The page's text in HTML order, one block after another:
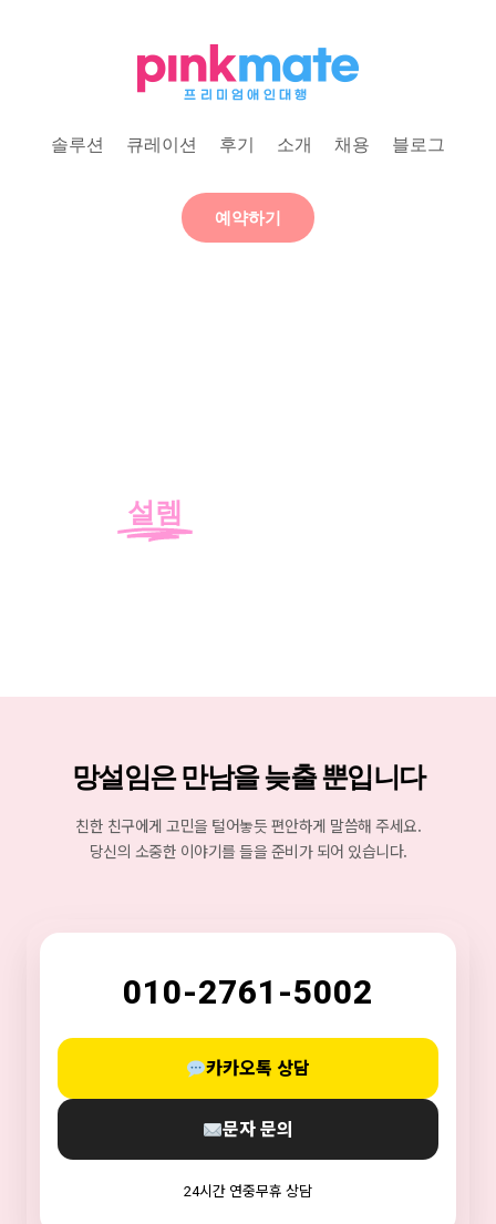
솔루션 큐레이션 후기 소개 채용 블로그
예약하기
설렘
망설임은 만남을 늦출 뿐입니다
친한 친구에게 고민을 털어놓듯 편안하게 말씀해 주세요.
당신의 소중한 이야기를 들을 준비가 되어 있습니다.
010-2761-5002
카카오톡 상담
문자 문의
24시간 연중무휴 상담